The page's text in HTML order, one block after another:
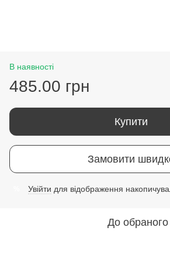
В наявності
485.00 грн
Купити
Замовити
Увійти для відображення
До обраного